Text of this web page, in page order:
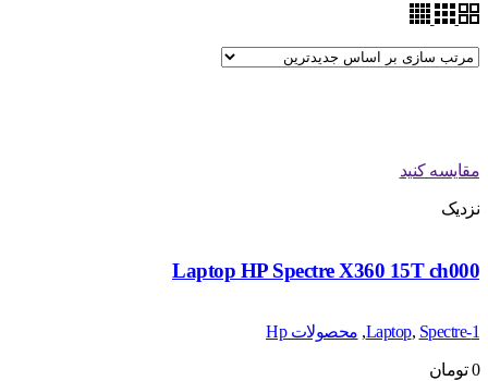
مقایسه کنید
نزدیک
Laptop HP Spectre X360 15T ch000
1-Laptop
, Spectre
, محصولات Hp
0 تومان